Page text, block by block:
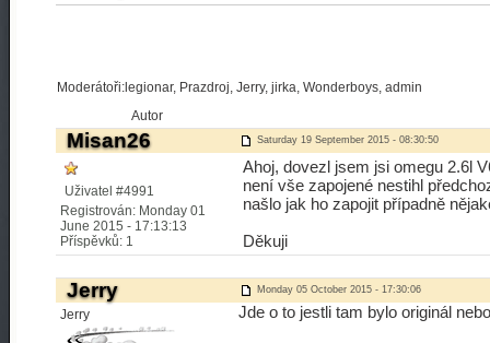
Moderátoři:legionar, Prazdroj, Jerry, jirka, Wonderboys, admin
Autor
Misan26 Saturday 19 September 2015 - 08:30:50
Uživatel #4991
Registrován: Monday 01
June 2015 - 17:13:13
Příspěvků: 1
Ahoj, dovezl jsem jsi omegu 2.6l
není vše zapojené nestihl
našlo jak ho zapojit případně
Děkuji
Jerry Monday 05 October 2015 - 17:30:06
Jerry Jde o to jestli tam bylo originál